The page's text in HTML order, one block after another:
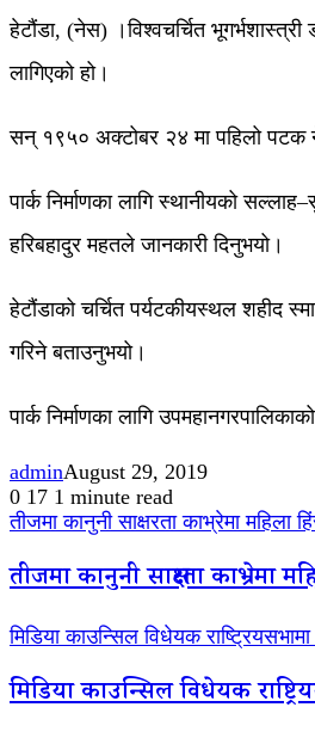
हेटौंडा, (नेस) ।विश्वचर्चित भूगर्भशास्त्री
लागिएको हो।
सन् १९५० अक्टोबर २४ मा पहिलो पटक
पार्क निर्माणका लागि स्थानीयको
हरिबहादुर महतले जानकारी दिनुभयो।
हेटौंडाको चर्चित पर्यटकीयस्थल शहीद
गरिने बताउनुभयो।
पार्क निर्माणका लागि
adminAugust 29, 2019
0 17 1 minute read
तीजमा कानुनी साक्षरता काभ्रेमा महिला
तीजमा कानुनी साक्षरता काभ्रेमा
मिडिया काउन्सिल विधेयक
मिडिया काउन्सिल विधेयक